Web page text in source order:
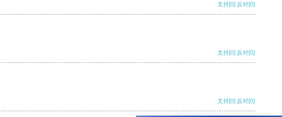
支持[0] 反对[0]
支持[0] 反对[0]
支持[0] 反对[0]